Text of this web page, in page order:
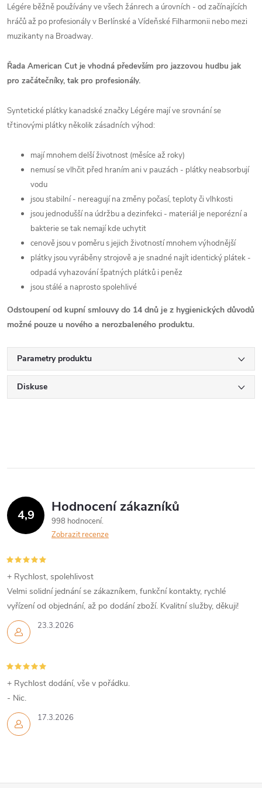
Légére běžně používány ve všech žánrech a úrovních - od začínajících
hráčů až po profesionály v Berlínské a Vídeňské Filharmonii nebo mezi
muzikanty na Broadway.
Řada American Cut je vhodná především pro jazzovou hudbu jak
pro začátečníky, tak pro profesionály.
Syntetické plátky kanadské značky Légére mají ve srovnání se
třtinovými plátky několik zásadních výhod:
mají mnohem delší životnost (měsíce až roky)
nemusí se vlhčit před hraním ani v pauzách - plátky neabsorbují
vodu
jsou stabilní - nereagují na změny počasí, teploty či vlhkosti
jsou jednodušší na údržbu a dezinfekci - materiál je neporézní a
bakterie se tak nemají kde uchytit
cenově jsou v poměru s jejich životností mnohem výhodnější
plátky jsou vyráběny strojově a je snadné najít identický plátek -
odpadá vyhazování špatných plátků i peněz
jsou stálé a naprosto spolehlivé
Odstoupení od kupní smlouvy do 14 dnů je z hygienických důvodů
možné pouze u nového a nerozbaleného produktu.
Parametry produktu
Diskuse
4,9 Hodnocení zákazníků
998 hodnocení
Zobrazit recenze
23.3.2026
+ Rychlost, spolehlivost
Velmi solidní jednání se zákazníkem, funkční kontakty, rychlé
vyřízení od objednání, až po dodání zboží. Kvalitní služby, děkuji!
17.3.2026
+ Rychlost dodání, vše v pořádku.
- Nic.